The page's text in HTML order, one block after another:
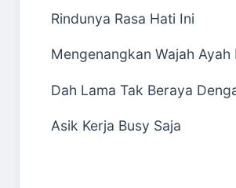
Rindunya Rasa Hati Ini
Mengenangkan Wajah Ayah
Dah Lama Tak Beraya
Asik Kerja Busy Saja